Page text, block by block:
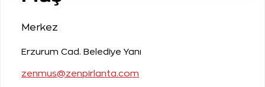
Merkez
Erzurum Cad. Belediye Yanı
zenmus@zenpirlanta.com